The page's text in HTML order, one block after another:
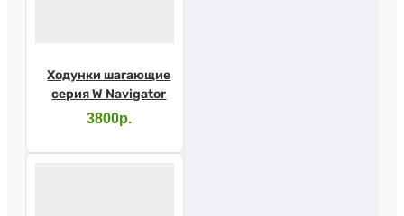
Ходунки шагающие
серия W Navigator
3800р.